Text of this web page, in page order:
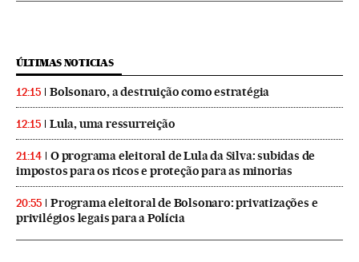
ÚLTIMAS NOTICIAS
12:15 Bolsonaro, a destruição como estratégia
12:15 Lula, uma ressurreição
21:14
O programa eleitoral de Lula da Silva: subidas de
impostos para os ricos e proteção para as minorias
20:55
Programa eleitoral de Bolsonaro: privatizações e
privilégios legais para a Polícia